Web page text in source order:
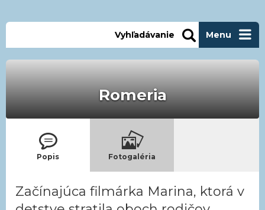
Menu
Vyhľadávanie
Romeria
Popis Fotogaléria
Začínajúca filmárka Marina, ktorá v